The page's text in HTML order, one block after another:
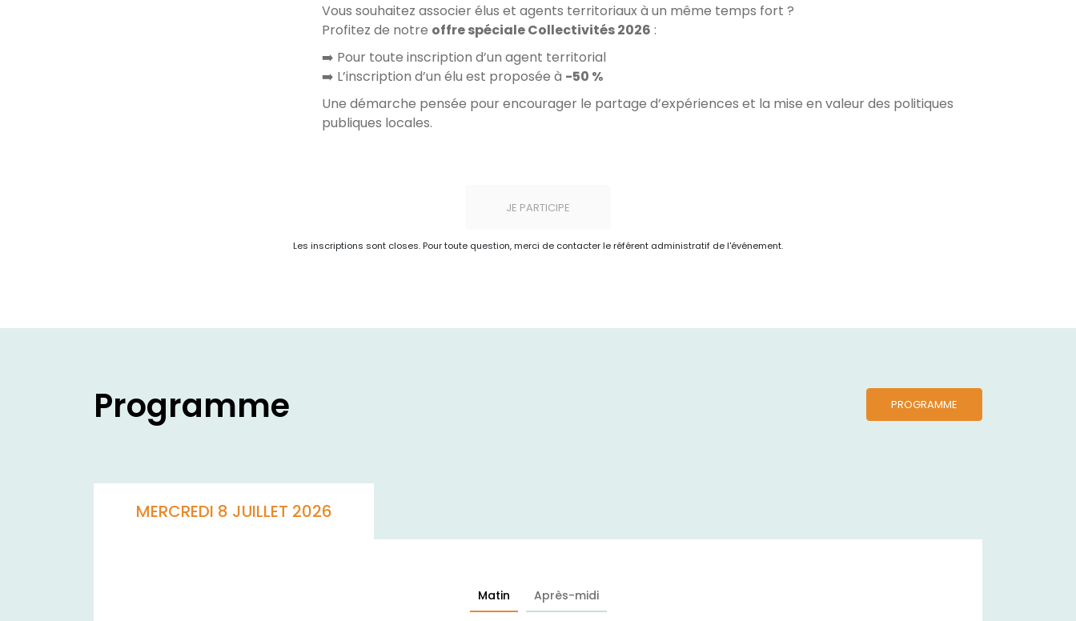
Vous souhaitez associer élus et agents territoriaux à un même temps fort ?
Profitez de notre offre spéciale Collectivités 2026 :
➡️ Pour toute inscription d’un agent territorial
➡️ L’inscription d’un élu est proposée à -50 %
Une démarche pensée pour encourager le partage d’expériences et la mise en valeur des politiques
publiques locales.
JE PARTICIPE
Les inscriptions sont closes. Pour toute question, merci de contacter le référent administratif de l'événement.
Programme PROGRAMME
MERCREDI 8 JUILLET 2026
Matin Après-midi